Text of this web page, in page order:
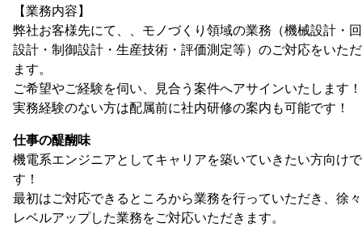
【業務内容】
弊社お客様先にて、、モノづくり領域の業務（機械設計・
設計・制御設計・生産技術・評価測定等）のご対応をいた
ます。
ご希望やご経験を伺い、見合う案件へアサインいたします！
実務経験のない方は配属前に社内研修の案内も可能です！
仕事の醍醐味
機電系エンジニアとしてキャリアを築いていきたい方向けで
す！
最初はご対応できるところから業務を行っていただき、徐
レベルアップした業務をご対応いただきます。